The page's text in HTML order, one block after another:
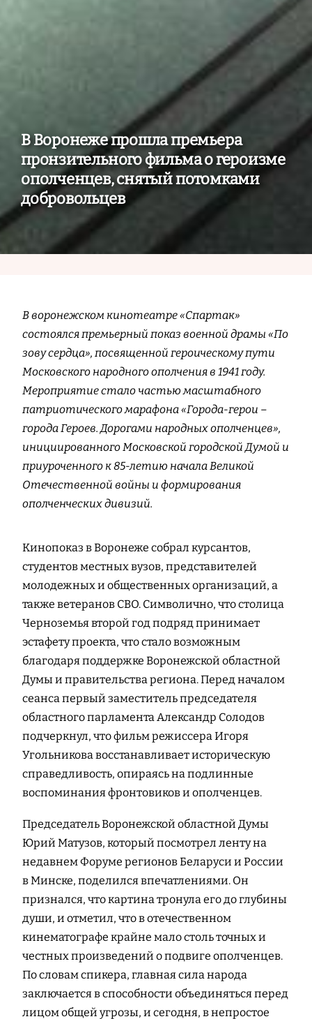
В Воронеже прошла премьера
пронзительного фильма о героизме
ополченцев, снятый потомками
добровольцев
В воронежском кинотеатре «Спартак»
состоялся премьерный показ военной драмы «По
зову сердца», посвященной героическому пути
Московского народного ополчения в 1941 году.
Мероприятие стало частью масштабного
патриотического марафона «Города-герои –
города Героев. Дорогами народных ополченцев»,
инициированного Московской городской Думой и
приуроченного к 85-летию начала Великой
Отечественной войны и формирования
ополченческих дивизий.
Кинопоказ в Воронеже собрал курсантов,
студентов местных вузов, представителей
молодежных и общественных организаций, а
также ветеранов СВО. Символично, что столица
Черноземья второй год подряд принимает
эстафету проекта, что стало возможным
благодаря поддержке Воронежской областной
Думы и правительства региона. Перед началом
сеанса первый заместитель председателя
областного парламента Александр Солодов
подчеркнул, что фильм режиссера Игоря
Угольникова восстанавливает историческую
справедливость, опираясь на подлинные
воспоминания фронтовиков и ополченцев.
Председатель Воронежской областной Думы
Юрий Матузов, который посмотрел ленту на
недавнем Форуме регионов Беларуси и России
в Минске, поделился впечатлениями. Он
признался, что картина тронула его до глубины
души, и отметил, что в отечественном
кинематографе крайне мало столь точных и
честных произведений о подвиге ополченцев.
По словам спикера, главная сила народа
заключается в способности объединяться перед
лицом общей угрозы, и сегодня, в непростое